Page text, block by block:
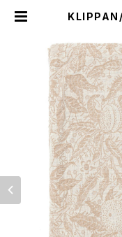
KLIPPAN/